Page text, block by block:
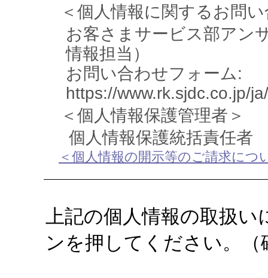
＜個人情報に関するお問
お客さまサービス部アン
情報担当）
お問い合わせフォーム:
https://www.rk.sjdc.co.jp/
＜個人情報保護管理者＞
個人情報保護統括責任者
＜個人情報の開示等のご請求につ
上記の個人情報の取扱い
ンを押してください。